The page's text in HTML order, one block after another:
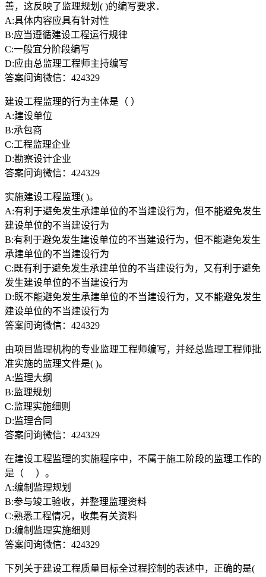
善，这反映了监理规划( )的编写要求．
A:具体内容应具有针对性
B:应当遵循建设工程运行规律
C:一般宜分阶段编写
D:应由总监理工程师主持编写
答案问询微信：424329
建设工程监理的行为主体是（ ）
A:建设单位
B:承包商
C:工程监理企业
D:勘察设计企业
答案问询微信：424329
实施建设工程监理( )。
A:有利于避免发生承建单位的不当建设行为，但不能避免发生
建设单位的不当建设行为
B:有利于避免发生建设单位的不当建设行为，但不能避免发生
承建单位的不当建设行为
C:既有利于避免发生承建单位的不当建设行为，又有利于避免
发生建设单位的不当建设行为
D:既不能避免发生承建单位的不当建设行为，又不能避免发生
建设单位的不当建设行为
答案问询微信：424329
由项目监理机构的专业监理工程师编写，并经总监理工程师批
准实施的监理文件是( )。
A:监理大纲
B:监理规划
C:监理实施细则
D:监理合同
答案问询微信：424329
在建设工程监理的实施程序中，不属于施工阶段的监理工作的
是（ ）。
A:编制监理规划
B:参与竣工验收，并整理监理资料
C:熟悉工程情况，收集有关资料
D:编制监理实施细则
答案问询微信：424329
下列关于建设工程质量目标全过程控制的表述中，正确的是(